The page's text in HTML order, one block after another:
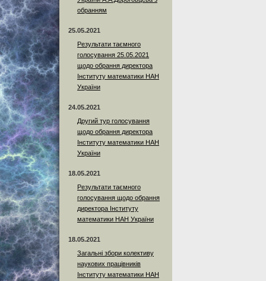
обранням
25.05.2021
Результати таємного
голосування 25.05.2021
щодо обрання директора
Інституту математики НАН
України
24.05.2021
Другий тур голосування
щодо обрання директора
Інституту математики НАН
України
18.05.2021
Результати таємного
голосування щодо обрання
директора Інституту
математики НАН України
18.05.2021
Загальні збори колективу
наукових працівників
Інституту математики НАН